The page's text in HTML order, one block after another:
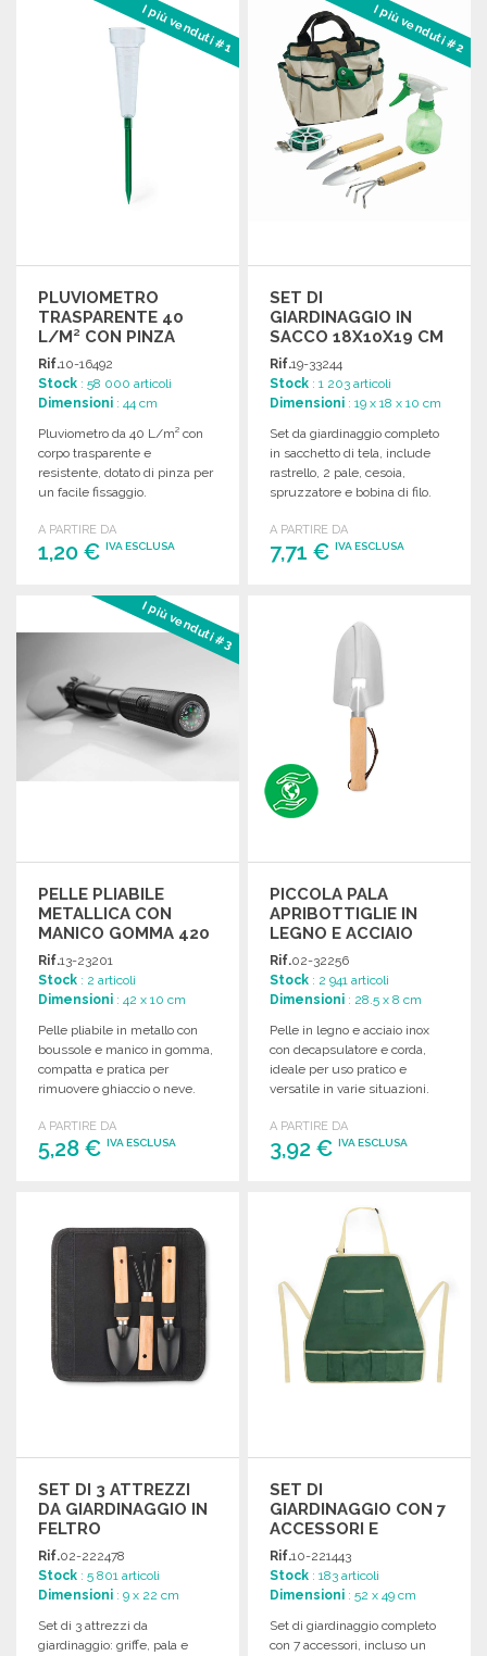
I più venduti #1
PLUVIOMETRO
TRASPARENTE 40
L/M² CON PINZA
Rif.10-16492
Stock : 58 000 articoli
Dimensioni : 44 cm
Pluviometro da 40 L/m² con
corpo trasparente e
resistente, dotato di pinza per
un facile fissaggio.
A PARTIRE DA
1,20 € IVA ESCLUSA
ORDINARE
Richiedi un preventivo
I più venduti #2
SET DI
GIARDINAGGIO IN
SACCO 18X10X19 CM
Rif.19-33244
Stock : 1 203 articoli
Dimensioni : 19 x 18 x 10 cm
Set da giardinaggio completo
in sacchetto di tela, include
rastrello, 2 pale, cesoia,
spruzzatore e bobina di filo.
A PARTIRE DA
7,71 €IVA ESCLUSA
Richiedi un preventivo
I più venduti #3
PELLE PLIABILE
METALLICA CON
MANICO GOMMA 420
MM
Rif.13-23201
Stock : 2 articoli
Dimensioni : 42 x 10 cm
Pelle pliabile in metallo con
boussole e manico in gomma,
compatta e pratica per
rimuovere ghiaccio o neve.
A PARTIRE DA
5,28 € IVA ESCLUSA
Richiedi un preventivo
PICCOLA PALA
APRIBOTTIGLIE IN
LEGNO E ACCIAIO
Rif.02-32256
Stock : 2 941 articoli
Dimensioni : 28.5 x 8 cm
Pelle in legno e acciaio inox
con decapsulatore e corda,
ideale per uso pratico e
versatile in varie situazioni.
A PARTIRE DA
3,92 €IVA ESCLUSA
Richiedi un preventivo
SET DI 3 ATTREZZI
DA GIARDINAGGIO IN
FELTRO
Rif.02-222478
Stock : 5 801 articoli
Dimensioni : 9 x 22 cm
Set di 3 attrezzi da
giardinaggio: griffe, pala e
SET DI
GIARDINAGGIO CON 7
ACCESSORI E
TABLIER A PREZZI
ALL'INGROSSO
Rif.10-221443
Stock : 183 articoli
Dimensioni : 52 x 49 cm
Set di giardinaggio completo
con 7 accessori, incluso un